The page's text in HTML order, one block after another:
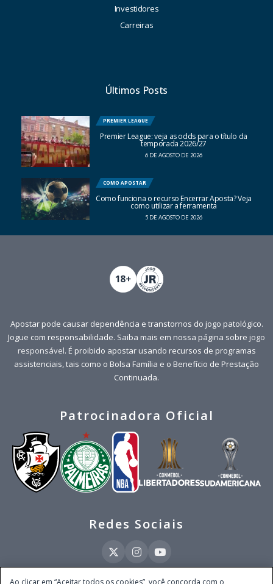
Investidores
Carreiras
Últimos Posts
PREMIER LEAGUE
Premier League: veja as odds para o título da
temporada 2026/27
6 DE AGOSTO DE 2026
COMO APOSTAR
Como funciona o recurso Encerrar Aposta? Veja
como utilizar a ferramenta
5 DE AGOSTO DE 2026
Apostar pode causar dependência e transtornos do jogo patológico.
Jogue com responsabilidade. Saiba mais em nossa página sobre jogo
responsável. É proibido apostar usando recursos de programas
assistenciais, tais como o Bolsa Família e o Benefício de Prestação
Continuada.
Patrocinadora Oficial
Redes Sociais
Ao clicar em “Aceitar todos os cookies”, você concorda com o